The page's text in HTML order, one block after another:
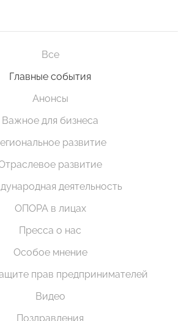
Все
Главные события
Анонсы
Важное для бизнеса
развитие
развитие
деятельность
ОПОРА в лицах
Пресса о нас
Особое мнение
прав предпринимателей
Видео
Поздравления